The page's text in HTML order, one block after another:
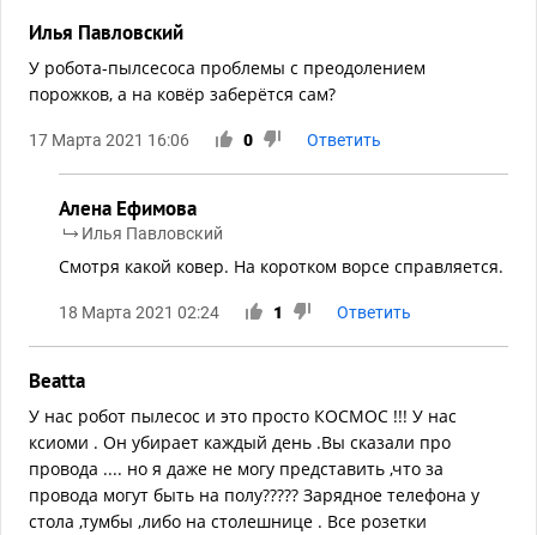
Илья Павловский
У робота-пылсесоса проблемы с преодолением
порожков, а на ковёр заберётся сам?
17 Марта 2021 16:06 0 Ответить
Алена Ефимова
Илья Павловский
Смотря какой ковер. На коротком ворсе справляется.
18 Марта 2021 02:24 1 Ответить
Beatta
У нас робот пылесос и это просто КОСМОС !!! У нас
ксиоми . Он убирает каждый день .Вы сказали про
провода .... но я даже не могу представить ,что за
провода могут быть на полу????? Зарядное телефона у
стола ,тумбы ,либо на столешнице . Все розетки